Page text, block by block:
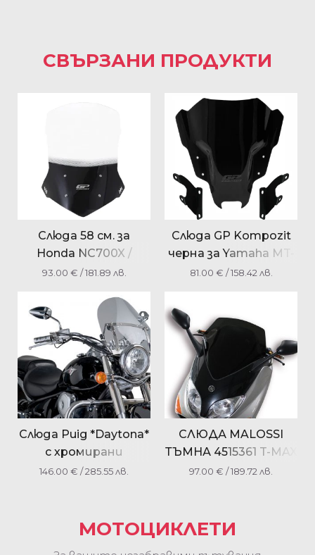
СВЪРЗАНИ ПРОДУКТИ
Слюда 58 см. за
Honda NC700X /
NC750X 2016-2020
93.00 € / 181.89 лв.
Слюда GP Kompozit
черна за Yamaha MT-
07 2021-2023
81.00 € / 158.42 лв.
Слюда Puig *Daytona*
с хромирани
подпори малка
146.00 € / 285.55 лв.
СЛЮДА MALOSSI
ТЪМНА 4515361 T-MAX
500 2001-2007
97.00 € / 189.72 лв.
МОТОЦИКЛЕТИ